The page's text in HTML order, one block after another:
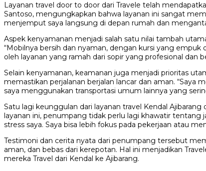
Layanan travel door to door dari Travele telah
Santoso, mengungkapkan bahwa layanan ini sangat
menjemput saya langsung di depan rumah dan
Aspek kenyamanan menjadi salah satu nilai tambah
“Mobilnya bersih dan nyaman, dengan kursi yang empuk
oleh layanan yang ramah dari sopir yang profesional
Selain kenyamanan, keamanan juga menjadi prioritas
memastikan perjalanan berjalan lancar dan aman.
saya menggunakan transportasi umum lainnya yang
Satu lagi keunggulan dari layanan travel Kendal
layanan ini, penumpang tidak perlu lagi khawatir tentang
stress saya. Saya bisa lebih fokus pada pekerjaan atau
Testimoni dan cerita nyata dari penumpang tersebut
aman, dan bebas dari kerepotan. Hal ini menjadikan
mereka Travel dari Kendal ke Ajibarang.